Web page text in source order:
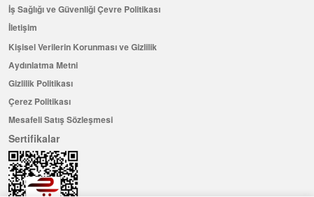
İş Sağlığı ve Güvenliği Çevre Politikası
İletişim
Kişisel Verilerin Korunması ve Gizlilik
Aydınlatma Metni
Gizlilik Politikası
Çerez Politikası
Mesafeli Satış Sözleşmesi
Sertifikalar